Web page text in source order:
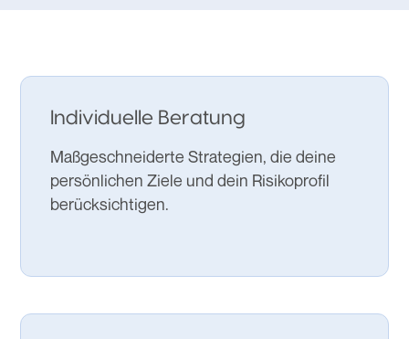
Individuelle Beratung
Maßgeschneiderte Strategien, die deine
persönlichen Ziele und dein Risikoprofil
berücksichtigen.